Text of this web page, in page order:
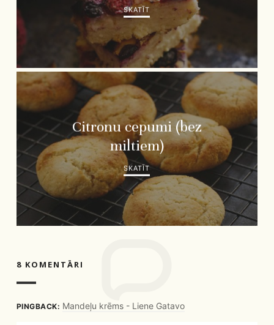
SKATĪT
Citronu cepumi (bez
miltiem)
SKATĪT
8 KOMENTĀRI
PINGBACK: Mandeļu krēms - Liene Gatavo